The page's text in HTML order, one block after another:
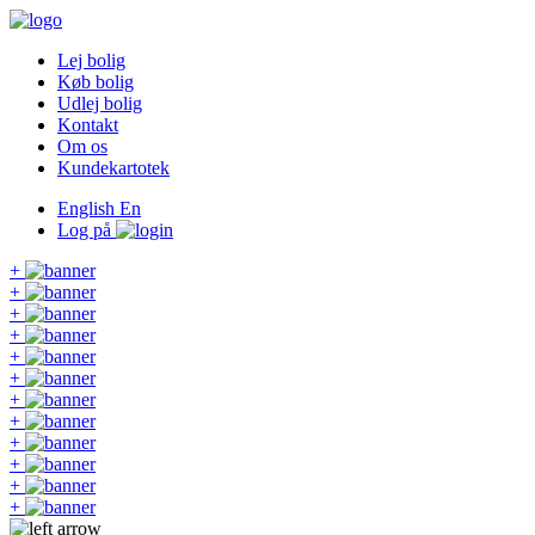
Lej bolig
Køb bolig
Udlej bolig
Kontakt
Om os
Kundekartotek
English En
Log på
+
+
+
+
+
+
+
+
+
+
+
+